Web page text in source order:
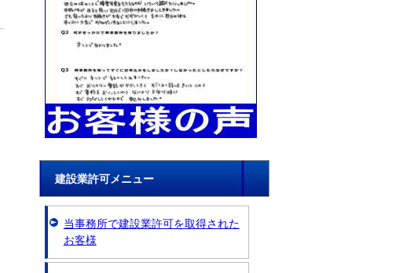
建設業許可メニュー
当事務所で建設業許可を取得された
お客様